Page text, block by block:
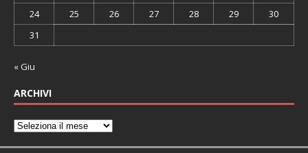
24
25 26 27 28 29
30
31
« Giu
ARCHIVI